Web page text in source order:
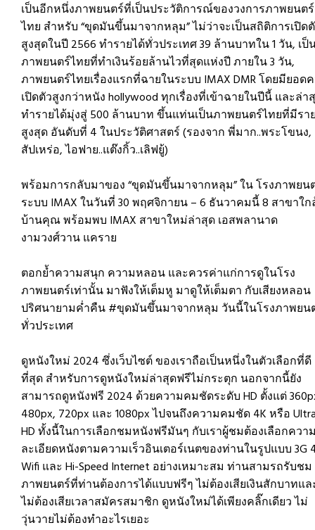
เป็นอีกหนึ่งภาพยนตร์ที่เป็นประวัติการณ์ของวงการภาพยนตร์
ไทย สำหรับ “ขุดมันขึ้นมาจากหลุม” ไม่ว่าจะเป็นสถิติการเปิด
สูงสุดในปี 2566 ทำรายได้ทั่วประเทศ 39 ล้านบาทใน 1 วัน, เป็
ภาพยนตร์ไทยที่ทำเงินร้อยล้านไวที่สุดแห่งปี ภายใน 3 วัน,
ภาพยนตร์ไทยเรื่องแรกที่ฉายในระบบ IMAX DMR โดยมียอด
เปิดตัวสูงกว่าหนัง hollywood ทุกเรื่องที่เข้าฉายในปีนี้ และล่า
ทำรายได้มุ่งสู่ 500 ล้านบาท ขึ้นแท่นเป็นภาพยนตร์ไทยที่มีรา
สูงสุด อันดับที่ 4 ในประวัติศาสตร์ (รองจาก พี่มาก..พระโขนง,
สัปเหร่อ, ไอฟาย..แต๊งกิ้ว..เลิฟยู้)
พร้อมการกลับมาของ “ขุดมันขึ้นมาจากหลุม” ใน โรงภาพยน
ระบบ IMAX ในวันที่ 30 พฤศจิกายน – 6 ธันวาคมนี้ 8 สาขาใ
บ้านคุณ พร้อมพบ IMAX สาขาใหม่ล่าสุด เอสพลานาด
งามวงศ์วาน แคราย
ตอกย้ำความสนุก ความหลอน และควรค่าแก่การดูในโรง
ภาพยนตร์เท่านั้น มาฟังให้เต็มหู มาดูให้เต็มตา กับเสียงหลอน
ปริศนายามค่ำคืน #ขุดมันขึ้นมาจากหลุม วันนี้ในโรงภาพยน
ทั่วประเทศ
ดูหนังใหม่ 2024 ซึ่งเว็บไซต์ ของเราถือเป็นหนึ่งในตัวเลือกที่ดี
ที่สุด สำหรับการดูหนังใหม่ล่าสุดฟรีไม่กระตุก นอกจากนี้ยัง
สามารถดูหนังฟรี 2024 ด้วยความคมชัดระดับ HD ตั้งแต่
480px, 720px และ 1080px ไปจนถึงความคมชัด 4K หรือ
HD ทั้งนี้ในการเลือกชมหนังฟรีมันๆ กับเราผู้ชมต้องเลือกควา
ละเอียดหนังตามความเร็วอินเตอร์เนตของท่านในรูปแบบ 3G
Wifi และ Hi-Speed Internet อย่างเหมาะสม ท่านสามรถรับชม
ภาพยนตร์ที่ท่านต้องการได้แบบฟรีๆ ไม่ต้องเสียเงินสักบาทแล
ไม่ต้องเสียเวลาสมัครสมาชิก ดูหนังใหม่ได้เพียงคลิ๊กเดียว ไม่
วุ่นวายไม่ต้องทำอะไรเยอะ